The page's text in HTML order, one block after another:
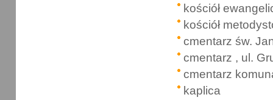
kościół
kościół
cmentarz św.
cmentarz , ul.
cmentarz
kaplica